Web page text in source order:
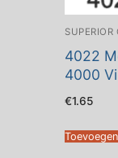
SUPERIOR
4022
4000
€1.65